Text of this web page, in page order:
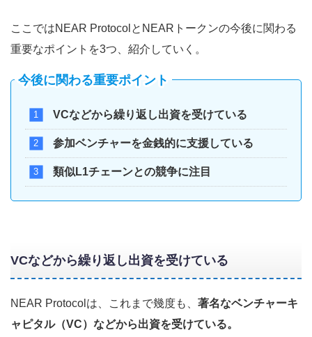
ここではNEAR ProtocolとNEARトークンの今後に関わる
重要なポイントを3つ、紹介していく。
今後に関わる重要ポイント
VCなどから繰り返し出資を受けている
参加ベンチャーを金銭的に支援している
類似L1チェーンとの競争に注目
VCなどから繰り返し出資を受けている
NEAR Protocolは、これまで幾度も、 著名なベンチャーキ
ャピタル（VC）などから出資を受けている。